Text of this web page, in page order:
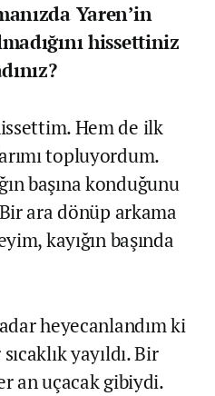
Yaren’in
hissettiniz
Hem de ilk
topluyordum.
başına konduğunu
ara dönüp arkama
kayığın başında
heyecanlandım ki
yayıldı. Bir
an uçacak gibiydi.